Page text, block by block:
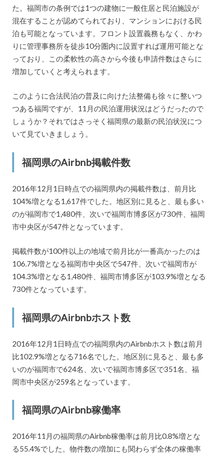
た。福岡市の条例では1つの建物に一般住居と民泊施設が
混在することが認めてられており、マンションにおける民
泊も可能となっています。フロント設置義務もなく、かわ
りに管理事務所を徒歩10分圏内に設置すれば運用可能とな
っており、この柔軟性の高さから今後も申請件数はさらに
増加していくと考えられます。
このように合法民泊の普及に向けた法整備も徐々に整いつ
つある福岡ですが、11月の民泊運用状況はどうだったので
しょうか？それではさっそく福岡県の最新の民泊状況につ
いて見ていきましょう。
福岡県のAirbnb掲載件数
2016年12月1日時点での福岡県内の掲載件数は、前月比
104%増となる1,617件でした。地区別に見ると、最も多い
のが福岡市で1,480件、次いで福岡市博多区が730件、福岡
市中央区が547件となっています。
掲載件数が100件以上の地域で前月比が一番高かったのは
106.7%増となる福岡市中央区で547件、次いで福岡市が
104.3%増となる1,480件、福岡市博多区が103.9%増となる
730件となっています。
福岡県のAirbnbホスト数
2016年12月1日時点での福岡県内のAirbnbホスト数は前月
比102.9%増となる716名でした。地区別に見ると、最も多
いのが福岡市で624名、次いで福岡市博多区で351名、福
岡市中央区が259名となっています。
福岡県のAirbnb稼働率
2016年11月の福岡県のAirbnb稼働率は前月比0.8%増とな
る55.4%でした。物件数の増加にも関わらず全体の稼働率